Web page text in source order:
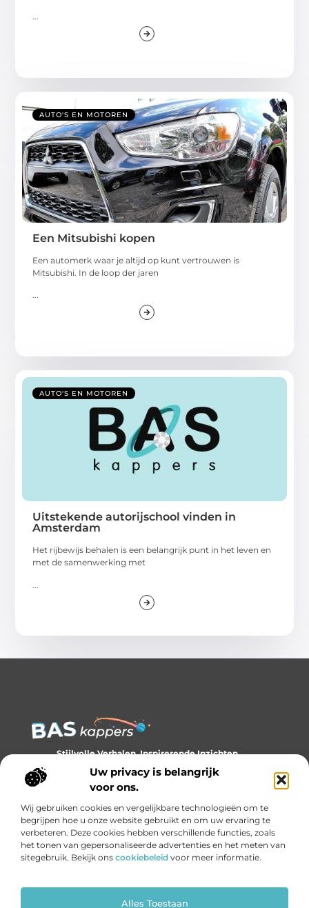
Uw privacy is belangrijk
voor ons.
Wij gebruiken cookies en vergelijkbare technologieën om te
begrijpen hoe u onze website gebruikt en om uw ervaring te
verbeteren. Deze cookies hebben verschillende functies, zoals
het tonen van gepersonaliseerde advertenties en het meten van
sitegebruik. Bekijk ons cookiebeleid voor meer informatie.
Alles Toestaan
...
AUTO'S EN MOTOREN
Een Mitsubishi kopen
Een automerk waar je altijd op kunt vertrouwen is
Mitsubishi. In de loop der jaren
...
AUTO'S EN MOTOREN
Uitstekende autorijschool vinden in
Amsterdam
Het rijbewijs behalen is een belangrijk punt in het leven en
met de samenwerking met
Stijlvolle Verhalen, Inspirerende Inzichten.
Ontdek trends, tips en verhalen die je kijk op stijl verrijken.
Bericht categorie
Onze informatie